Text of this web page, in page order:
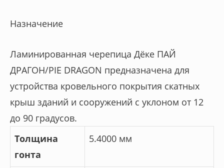
Назначение
Ламинированная черепица Дёке ПАЙ
ДРАГОН/PIE DRAGON предназначена для
устройства кровельного покрытия скатных
крыш зданий и сооружений с уклоном от 12
до 90 градусов.
Толщина
гонта
5.4000 мм